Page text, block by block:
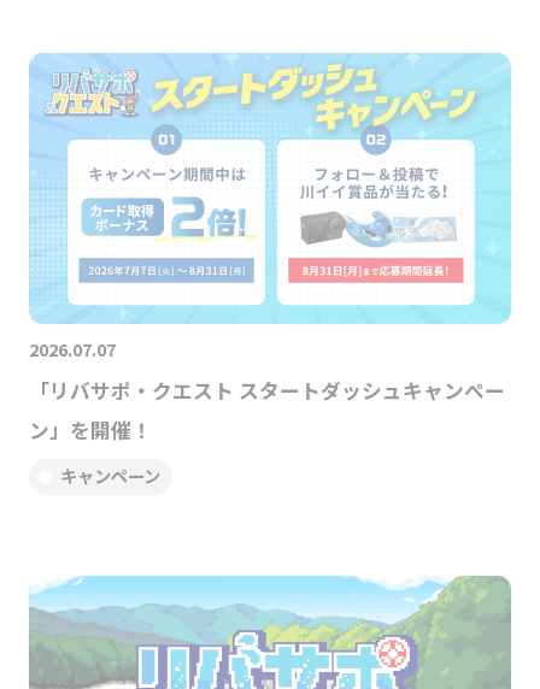
2026.07.07
「リバサポ・クエスト スタートダッシュキャンペー
ン」を開催！
キャンペーン